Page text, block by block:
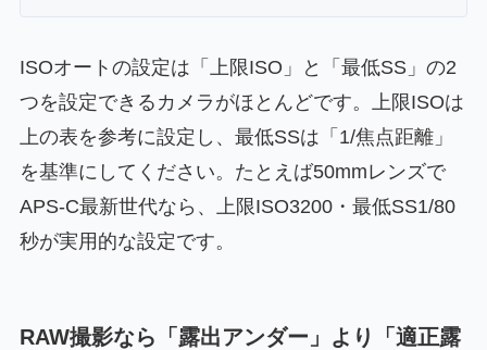
ISOオートの設定は「上限ISO」と「最低SS」の2
つを設定できるカメラがほとんどです。上限ISOは
上の表を参考に設定し、最低SSは「1/焦点距離」
を基準にしてください。たとえば50mmレンズで
APS-C最新世代なら、上限ISO3200・最低SS1/80
秒が実用的な設定です。
RAW撮影なら「露出アンダー」より「適正露